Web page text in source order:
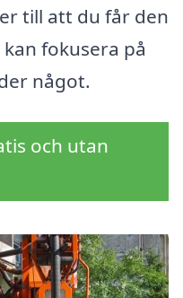
till att du får den
fokusera på
något.
och utan